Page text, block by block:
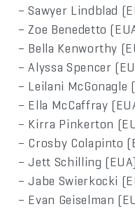
– Sawyer Lindblad
– Zoe Benedetto
– Bella Kenworthy
– Alyssa Spencer
– Leilani McGonagle
– Ella McCaffray
– Kirra Pinkerton
– Crosby Colapinto
– Jett Schilling (EUA)
– Jabe Swierkocki
– Evan Geiselman